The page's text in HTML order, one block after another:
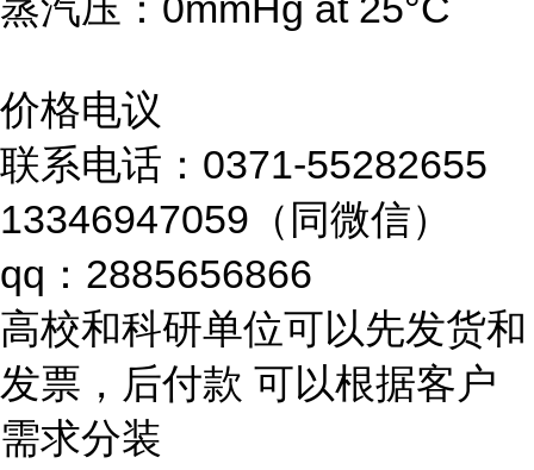
价格电议
联系电话：0371-55282655
13346947059（同微信）
qq：2885656866
高校和科研单位可以先发货和
发票，后付款 可以根据客户
需求分装